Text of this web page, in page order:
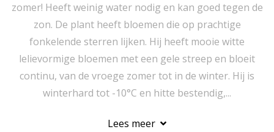
zomer! Heeft weinig water nodig en kan goed tegen de
zon. De plant heeft bloemen die op prachtige
fonkelende sterren lijken. Hij heeft mooie witte
lelievormige bloemen met een gele streep en bloeit
continu, van de vroege zomer tot in de winter. Hij is
winterhard tot -10°C en hitte bestendig,...
Lees meer